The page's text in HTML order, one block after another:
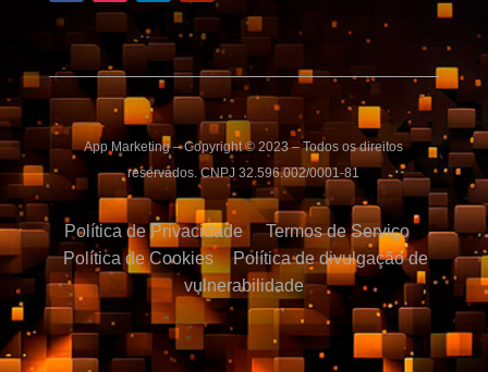
App Marketing – Copyright © 2023 – Todos os direitos
reservados. CNPJ 32.596.002/0001-81
Política de Privacidade
Termos de Serviço
Política de Cookies
Política de divulgação de
vulnerabilidade